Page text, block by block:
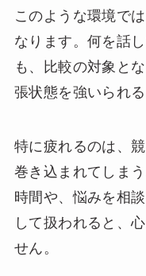
このような環境で
なります。何を話
も、比較の対象と
張状態を強いられ
特に疲れるのは、
巻き込まれてしま
時間や、悩みを相
して扱われると、
せん。